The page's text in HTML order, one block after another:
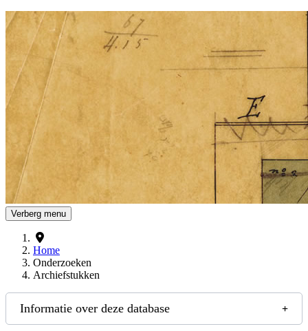
Drents Archief
Verberg menu
Home
Onderzoeken
Archiefstukken
Informatie over deze database